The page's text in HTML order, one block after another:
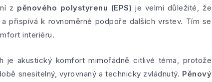
z pěnového polystyrenu (EPS) je velmi důležité, že
přispívá k rovnoměrné podpoře dalších vrstev. Tím se
interiéru.
je akustický komfort mimořádně citlivé téma, protože
snesitelný, vyrovnaný a technicky zvládnutý. Pěnový